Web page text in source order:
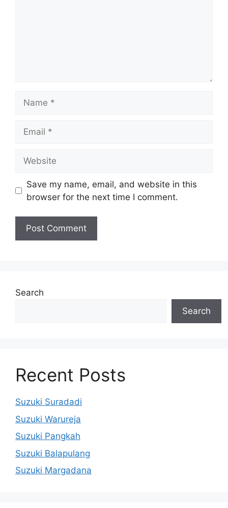
Save my name, email, and website in this
browser for the next time I comment.
Search
Search
Recent Posts
Suzuki Suradadi
Suzuki Warureja
Suzuki Pangkah
Suzuki Balapulang
Suzuki Margadana